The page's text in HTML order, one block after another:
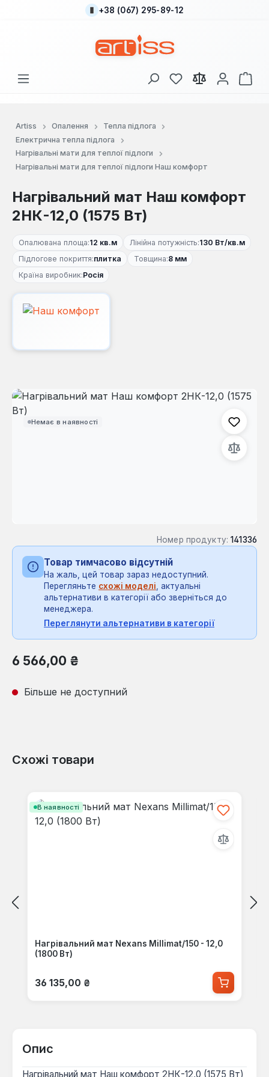
Перейти до основного вмісту
+38 (067) 295-89-12
У вас є 0 у списку
Artiss Опалення
Тепла підлога
Електрична тепла підлога
Нагрівальні мати для теплої підлоги
Нагрівальні мати для теплої підлоги Наш комфорт
Нагрівальний мат Наш комфорт
2НК-12,0 (1575 Вт)
Опалювана площа:12 кв.м Лінійна потужність:130 Вт/кв.м
Підлогове покриття:плитка Товщина:8 мм
Країна виробник:Росія
Немає в наявності
Пропустити галерею зображень
Номер продукту: 141336
Товар тимчасово відсутній
На жаль, цей товар зараз недоступний.
Перегляньте схожі моделі , актуальні
альтернативи в категорії або зверніться до
менеджера.
Переглянути альтернативи в категорії
Звичайна ціна:
6 566,00 ₴
Більше не доступний
Схожі товари
В наявності
Нагрівальний мат Nexans Millimat/150 - 12,0
(1800 Вт)
Звичайна ціна:
36 135,00 ₴
Опис
Нагрівальний мат Наш комфорт 2НК-12,0 (1575 Вт)